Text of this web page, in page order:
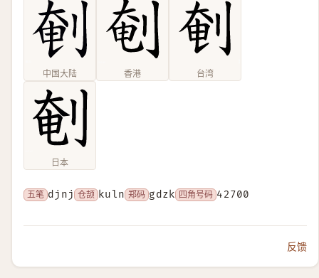
中国大陆 香港 台湾
日本
五笔 djnj 仓颉 kuln 郑码 gdzk 四角号码 42700
反馈